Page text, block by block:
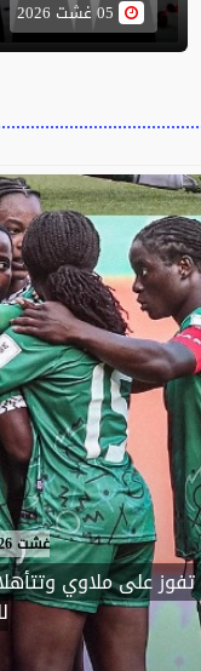
05 غشت 2026 - 21:54
اغتيال صانع